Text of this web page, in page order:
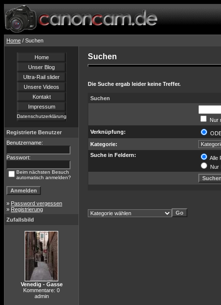
Home / Suchen
Home
Unser Blog
Ultra-Rail slider
Unsere Videos
Kontakt
Impressum
Datenschutzerklärung
Registrierte Benutzer
Benutzername:
Passwort:
Beim nächsten Besuch
automatisch anmelden?
» Password vergessen
» Registrierung
Zufallsbild
Venedig - Gasse
Kommentare: 0
admin
Suchen
Die Suche ergab leider keine Treffer.
Suchen
Nur
Verknüpfung:
Kategorie:
Suche in Feldern:
Alle
Nur